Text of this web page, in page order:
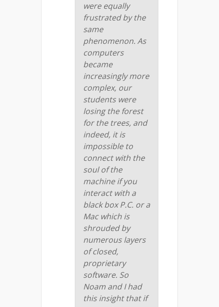
were equally
frustrated by the
same
phenomenon. As
computers
became
increasingly more
complex, our
students were
losing the forest
for the trees, and
indeed, it is
impossible to
connect with the
soul of the
machine if you
interact with a
black box P.C. or a
Mac which is
shrouded by
numerous layers
of closed,
proprietary
software. So
Noam and I had
this insight that if